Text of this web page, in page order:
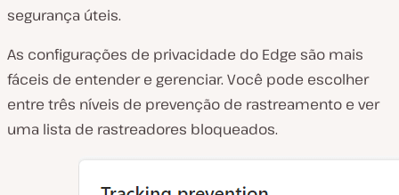
segurança úteis.
As configurações de privacidade do Edge são mais
fáceis de entender e gerenciar. Você pode escolher
entre três níveis de prevenção de rastreamento e ver
uma lista de rastreadores bloqueados.